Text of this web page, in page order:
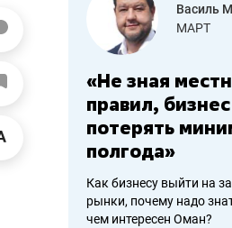
работа
Василь
МАРТ
«Не зная
правил,
потерять
полгода»
Как бизнесу выйти на
рынки, почему надо
чем интересен Оман?